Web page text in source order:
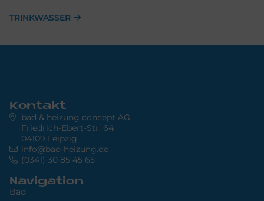
TRINKWASSER
Kontakt
bad & heizung concept AG
Friedrich-Ebert-Str. 64
04109 Leipzig
info@bad-heizung.de
(0341) 30 85 45 65
Navigation
Bad